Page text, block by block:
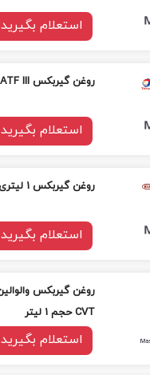
استعلام بگیرید
روغن گیربکس Fluide ATF III
استعلام بگیرید
روغن گیربکس 1 لیتری ATF4
استعلام بگیرید
CVT حجم 1 لیتر
استعلام بگیرید